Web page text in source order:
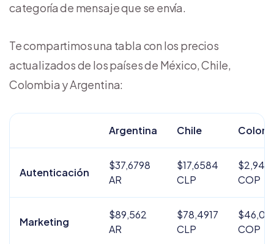
categoría de mensaje que se envía.
Te compartimos una tabla con los precios
actualizados de los países de México, Chile,
Colombia y Argentina:
Argentina Chile
Autenticación
$37,6798
AR
$17,6584
CLP
COP
Marketing
$89,562
AR
$78,4917
CLP
COP